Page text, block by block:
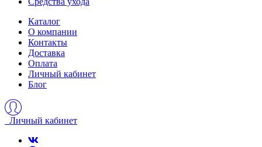
Каталог
О компании
Контакты
Доставка
Оплата
Личный кабинет
Блог
Личный кабинет